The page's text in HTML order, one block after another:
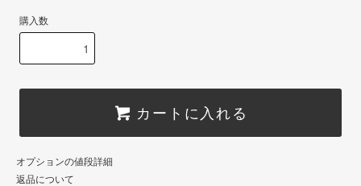
購入数
カートに入れる
オプションの値段詳細
返品について